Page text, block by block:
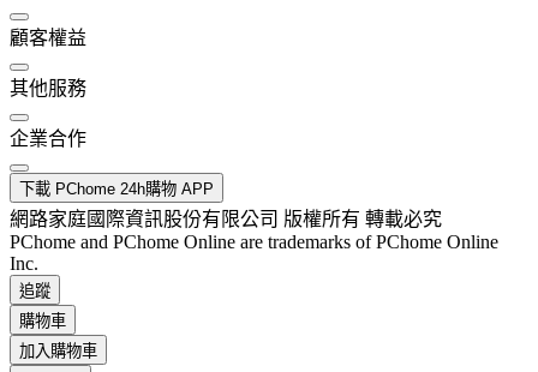
顧客權益
其他服務
企業合作
下載 PChome 24h購物 APP
網路家庭國際資訊股份有限公司 版權所有 轉載必究
PChome and PChome Online are trademarks of PChome Online
Inc.
追蹤
購物車
加入購物車